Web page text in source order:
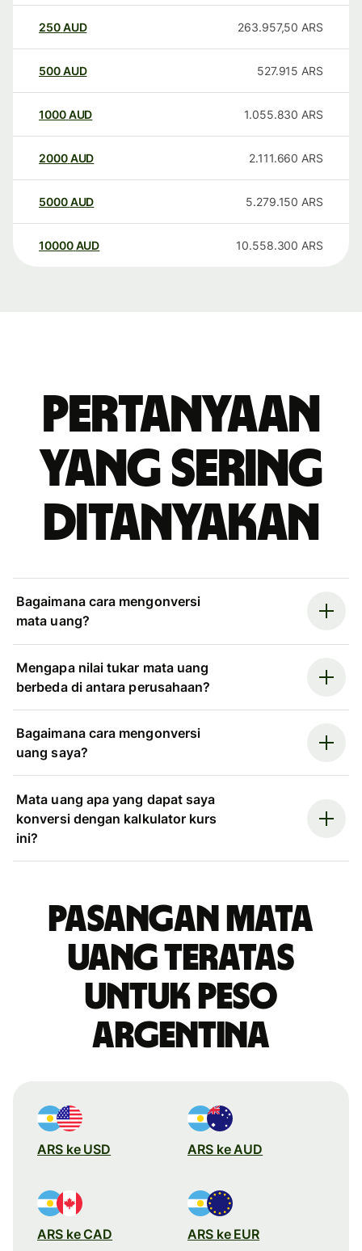
250AUD 263.957,50 ARS
500AUD 527.915 ARS
1000AUD 1.055.830 ARS
2000AUD 2.111.660 ARS
5000AUD 5.279.150 ARS
10000 AUD 10.558.300 ARS
Pertanyaan
yang sering
ditanyakan
Bagaimana cara mengonversi
mata uang?
Mengapa nilai tukar mata uang
berbeda di antara perusahaan?
Bagaimana cara mengonversi
uang saya?
Mata uang apa yang dapat saya
konversi dengan kalkulator kurs
ini?
Pasangan mata
uang teratas
untuk peso
Argentina
ARS ke USD ARS ke AUD
ARS ke CAD ARS ke EUR